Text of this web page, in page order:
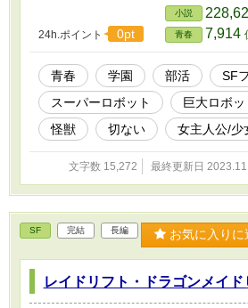
うとしていた怪談と、
24h.ポイント 0pt
小説
青春 7,914
青春 学園 部活
SF
スーパーロボット
巨大ロボッ
怪獣
切ない 女主人公/少
文字数 15,272 最終更新日
SF 完結 長編 お気に入りに
レイドリフト・ドラゴンメイド